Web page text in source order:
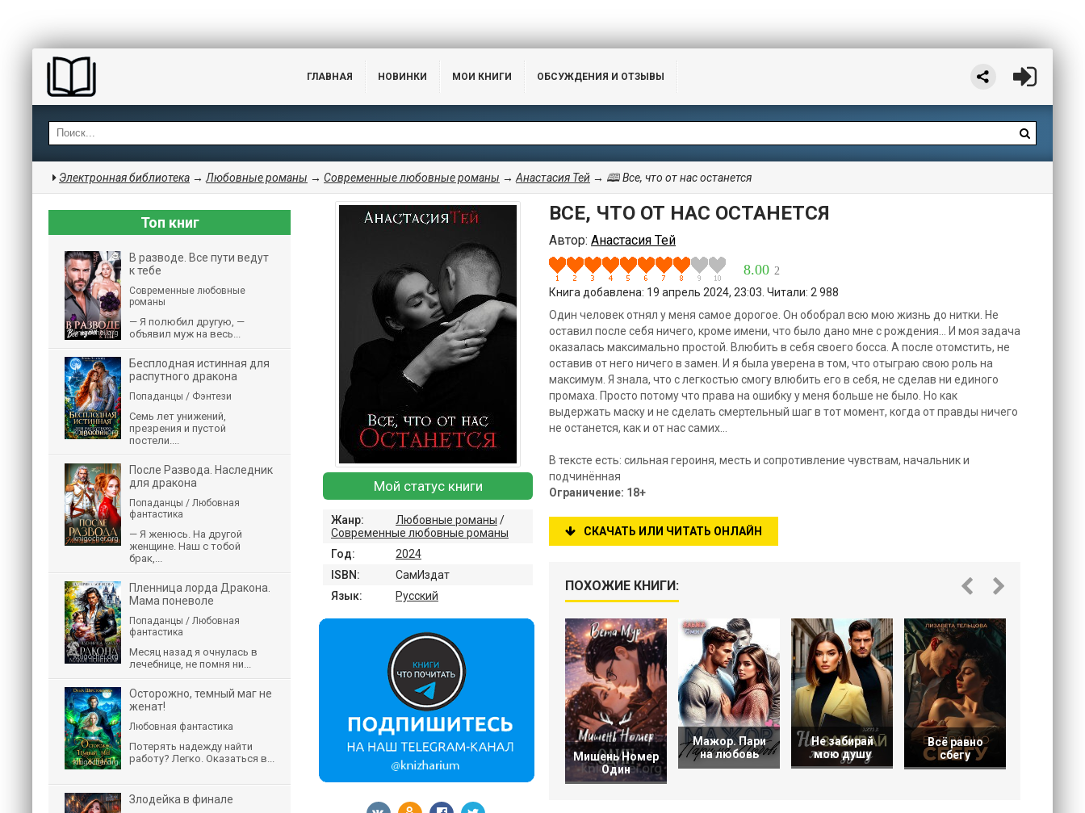
ГЛАВНАЯ НОВИНКИ МОИ КНИГИ ОБСУЖДЕНИЯ И ОТЗЫВЫ
Электронная библиотека → Любовные романы → Современные любовные романы → Анастасия Тей → 🕮 Все, что от нас останется
ВСЕ, ЧТО ОТ НАС ОСТАНЕТСЯ
Автор: Анастасия Тей
8.00 2
Книга добавлена: 19 апрель 2024, 23:03. Читали: 2 988
Один человек отнял у меня самое дорогое. Он обобрал всю мою жизнь до нитки. Не
оставил после себя ничего, кроме имени, что было дано мне с рождения… И моя задача
оказалась максимально простой. Влюбить в себя своего босса. А после отомстить, не
оставив от него ничего в замен. И я была уверена в том, что отыграю свою роль на
максимум. Я знала, что с легкостью смогу влюбить его в себя, не сделав ни единого
промаха. Просто потому что права на ошибку у меня больше не было. Но как
выдержать маску и не сделать смертельный шаг в тот момент, когда от правды ничего
не останется, как и от нас самих…
В тексте есть: сильная героиня, месть и сопротивление чувствам, начальник и
подчинённая
Ограничение: 18+
СКАЧАТЬ ИЛИ ЧИТАТЬ ОНЛАЙН
ПОХОЖИЕ КНИГИ:
Мишень Номер
Один
Мажор. Пари
на любовь
Не забирай
мою душу
Всё равно
сбегу
Мой статус книги
Жанр: Любовные романы /
Современные любовные романы
Год:
2024
ISBN:
СамИздат
Язык:
Русский
Топ книг
В разводе. Все пути ведут
к тебе
Современные любовные
романы
— Я полюбил другую, —
объявил муж на весь...
Бесплодная истинная для
распутного дракона
Попаданцы / Фэнтези
Семь лет унижений,
презрения и пустой
постели....
После Развода. Наследник
для дракона
Попаданцы / Любовная
фантастика
— Я женюсь. На другой
женщине. Наш с тобой
брак,...
Пленница лорда Дракона.
Мама поневоле
Попаданцы / Любовная
фантастика
Месяц назад я очнулась в
лечебнице, не помня ни...
Осторожно, темный маг не
женат!
Любовная фантастика
Потерять надежду найти
работу? Легко. Оказаться в...
Злодейка в финале